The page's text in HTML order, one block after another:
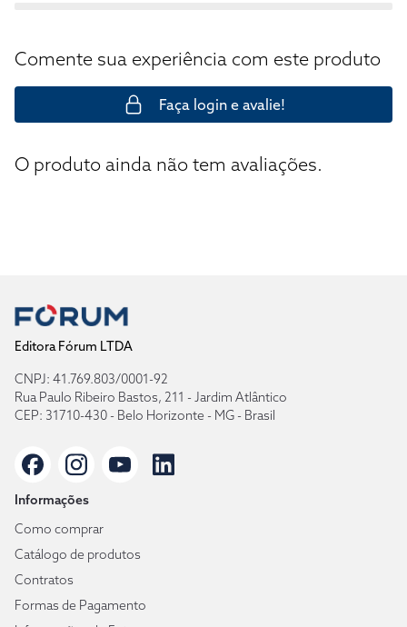
Comente sua experiência com este produto
Faça login e avalie!
O produto ainda não tem avaliações.
Editora Fórum LTDA
CNPJ: 41.769.803/0001-92
Rua Paulo Ribeiro Bastos, 211 - Jardim Atlântico
CEP: 31710-430 - Belo Horizonte - MG - Brasil
Informações
Como comprar
Catálogo de produtos
Contratos
Formas de Pagamento